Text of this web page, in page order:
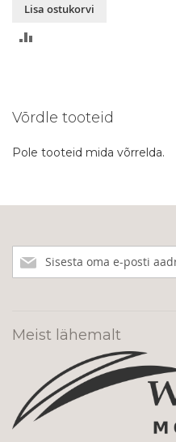
Lisa ostukorvi
Võrdle tooteid
Pole tooteid mida võrrelda.
meie
Meist lähemalt